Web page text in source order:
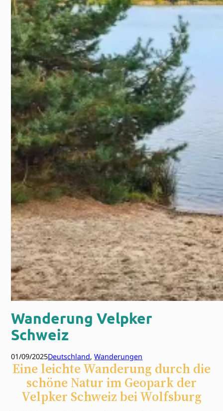
Wanderung Velpker
Schweiz
01/09/2025Deutschland, Wanderungen
Eine leichte Wanderung durch die
schöne Natur im Geopark der
Velpker Schweiz bei Wolfsburg